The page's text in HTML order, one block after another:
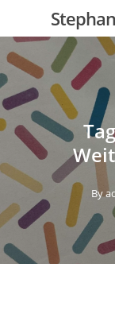
main
content
By